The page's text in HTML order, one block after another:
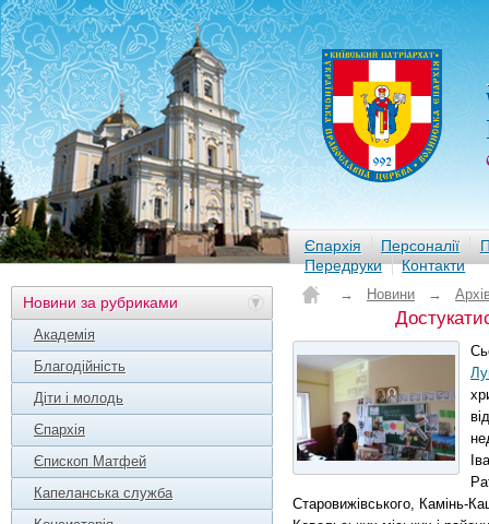
Єпархія Персоналії
Передруки
Контакти
Новини за рубриками
Академія
Благодійність
Діти і молодь
Єпархія
Єпископ Матфей
Капеланська служба
→ Новини →
Старовижівського, Камінь-